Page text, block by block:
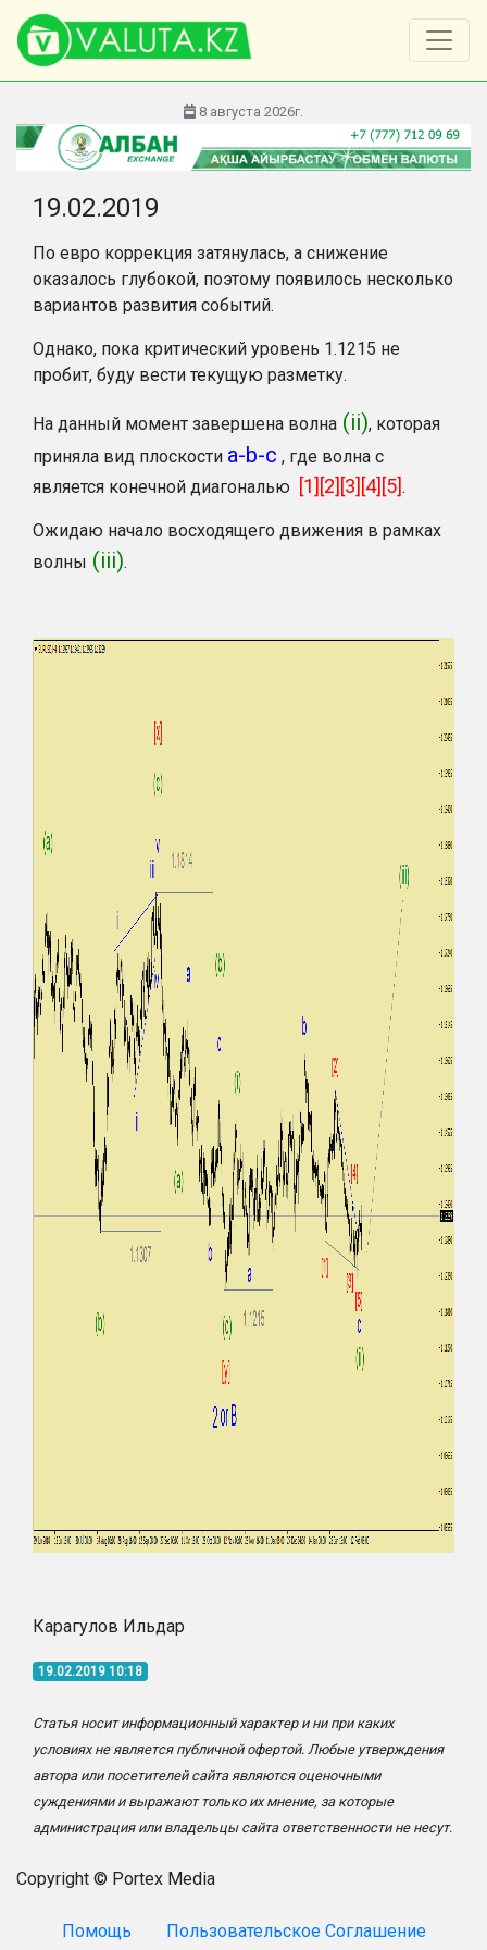
8 августа 2026г.
19.02.2019
По евро коррекция затянулась, а снижение
оказалось глубокой, поэтому появилось несколько
вариантов развития событий.
Однако, пока критический уровень 1.1215 не
пробит, буду вести текущую разметку.
На данный момент завершена волна (ii), которая
приняла вид плоскости a-b-c , где волна c
является конечной диагональю [1][2][3][4][5].
Ожидаю начало восходящего движения в рамках
волны (iii).
Карагулов Ильдар
19.02.2019 10:18
Статья носит информационный характер и ни при каких
условиях не является публичной офертой. Любые утверждения
автора или посетителей сайта являются оценочными
суждениями и выражают только их мнение, за которые
администрация или владельцы сайта ответственности не несут.
Copyright © Portex Media
Помощь Пользовательское Соглашение